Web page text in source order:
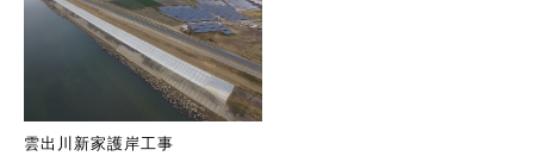
土木事業
建築事業
土地活用のご提案
自然環境整備
雲出川新家護岸工事